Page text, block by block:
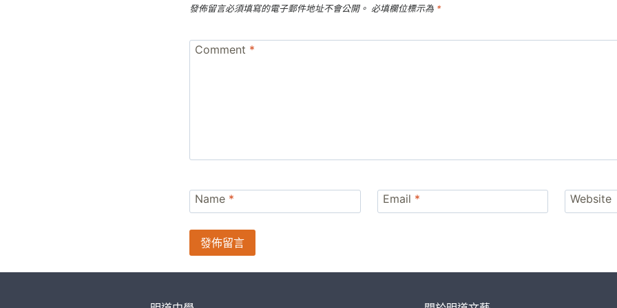
發佈留言必須填寫的電子郵件地址不會公開。 必填欄位標示為 *
Comment *
Name * Email * Website